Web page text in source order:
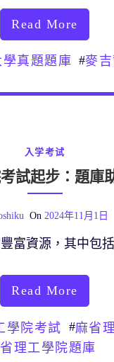
Read More
真題題庫 #麥
入学考试
試起步：題庫
On 2024年11月1日
富資源，其中包
Read More
學院考試 #麻省
理工學院題庫